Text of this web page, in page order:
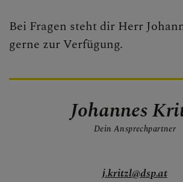
Bei Fragen steht dir Herr
gerne zur Verfügung.
Johannes
Dein Ansprechpartner
j.kritzl@dsp.at